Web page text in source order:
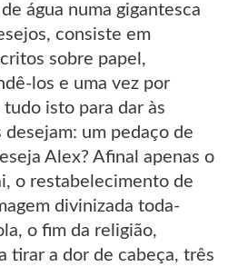
água numa gigantesca
consiste em
sobre papel,
los e uma vez por
isto para dar às
desejam: um pedaço de
Alex? Afinal apenas o
o restabelecimento de
divinizada toda-
o fim da religião,
tirar a dor de cabeça, três